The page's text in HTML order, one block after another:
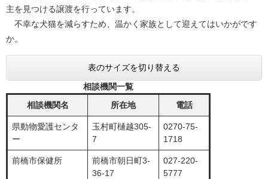
主を見つける譲渡を行っています。
不幸な犬猫を減らすため、温かく家族として迎えてはいかがです
か。
表のサイズを切り替える
相談機関一覧
相談機関名
所在地 電話
県動物愛護センタ
ー
玉村町樋越305-
7
0270-75-
1718
前橋市保健所
前橋市朝日町3-
36-17
027-220-
5777